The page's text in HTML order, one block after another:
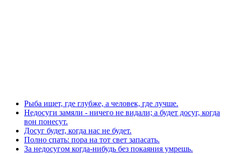
Рыба ищет, где глубже, а человек, где лучше.
Недосуги замяли - ничего не видали; а будет досуг, когда
вон понесут.
Досуг будет, когда нас не будет.
Полно спать: пора на тот свет запасать.
За недосугом когда-нибудь без покаяния умрешь.